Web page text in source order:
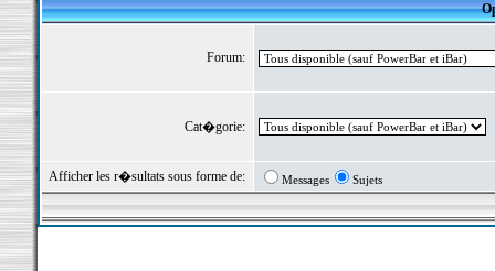
Forum:
Cat�gorie:
Afficher les r�sultats sous forme de: Messages Sujets